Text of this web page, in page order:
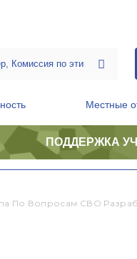
Местные
ПОДДЕРЖКА
По Вопросам СВО